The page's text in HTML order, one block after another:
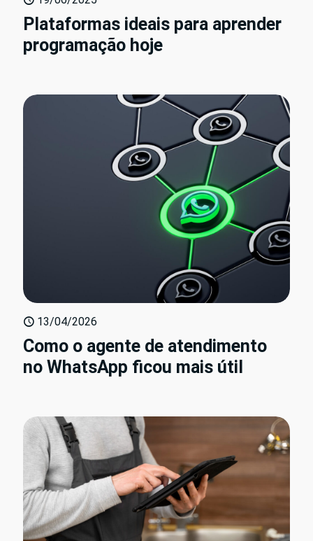
Plataformas ideais para aprender
programação hoje
13/04/2026
Como o agente de atendimento
no WhatsApp ficou mais útil